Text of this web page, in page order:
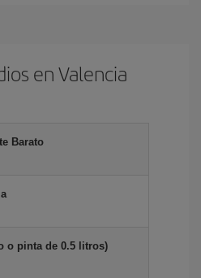
en Valencia
Barato
o pinta de 0.5 litros)